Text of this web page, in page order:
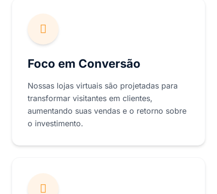
Foco em Conversão
Nossas lojas virtuais são projetadas para
transformar visitantes em clientes,
aumentando suas vendas e o retorno sobre
o investimento.